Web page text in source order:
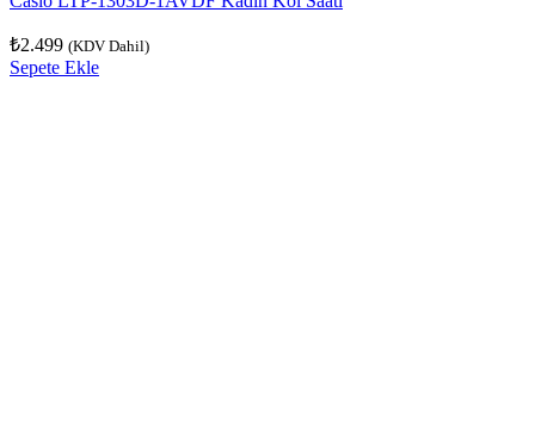
₺2.499 (KDV Dahil)
Sepete Ekle